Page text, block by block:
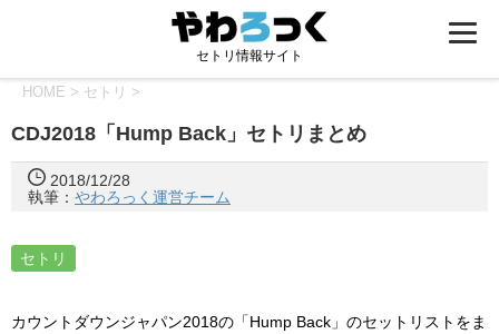
セトリ情報サイト
HOME > セトリ >
CDJ2018「Hump Back」セトリまとめ
2018/12/28
執筆： やわろっく運営チーム
セトリ
カウントダウンジャパン2018の「Hump Back」のセットリストをま